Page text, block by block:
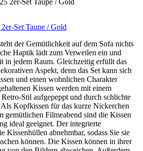
Set Taupe / Gold
der Gemütlichkeit auf dem Sofa nichts
Haptik lädt zum Verweilen ein und
in jedem Raum. Gleichzeitig erfüllt das
Aspekt, denn das Set kann sich
und einen wohnlichen Charakter
Kissen werden mit einem
Stil aufgepeppt und durch schlichte
Kopfkissen für das kurze Nickerchen
gemütlichen Filmeabend sind die Kissen
ideal geeignet. Der integrierte
Kissenhüllen abnehmbar, sodass Sie sie
können. Die Kissen können in ihrer